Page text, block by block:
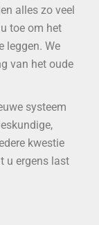
alles zo veel
toe om het
leggen. We
van het oude
systeem
kwestie
u ergens last